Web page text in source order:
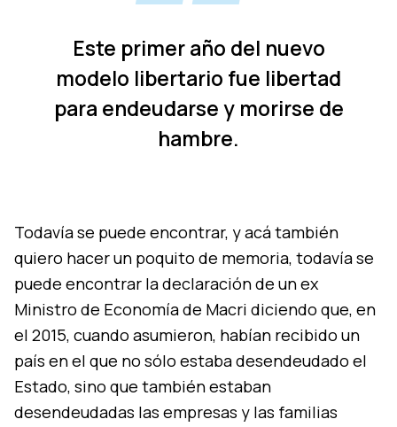
Este primer año del nuevo
modelo libertario fue libertad
para endeudarse y morirse de
hambre.
Todavía se puede encontrar, y acá también
quiero hacer un poquito de memoria, todavía se
puede encontrar la declaración de un ex
Ministro de Economía de Macri diciendo que, en
el 2015, cuando asumieron, habían recibido un
país en el que no sólo estaba desendeudado el
Estado, sino que también estaban
desendeudadas las empresas y las familias